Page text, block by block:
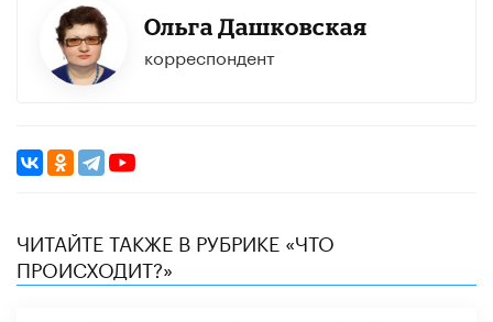
Ольга Дашковская
корреспондент
ЧИТАЙТЕ ТАКЖЕ В РУБРИКЕ «ЧТО
ПРОИСХОДИТ?»